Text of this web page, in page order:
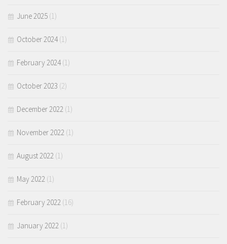
June 2025 (1)
October 2024(1)
February 2024(1)
October 2023 (2)
December 2022 (1)
November 2022 (1)
August 2022 (1)
May 2022 (1)
February 2022 (16)
January 2022 (1)